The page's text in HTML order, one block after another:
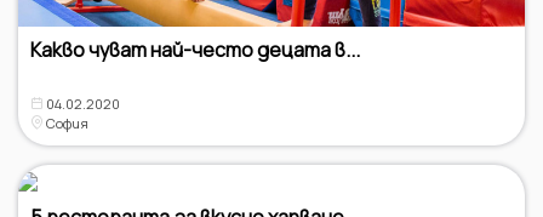
Какво чуват най-често децата в...
04.02.2020
София